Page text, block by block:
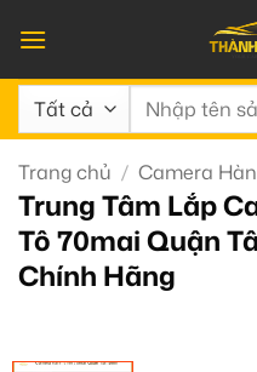
qua
nội
dung
Tìm
Trang chủ / Camera
Trung Tâm Lắp
Tô 70mai Quận
Chính Hãng